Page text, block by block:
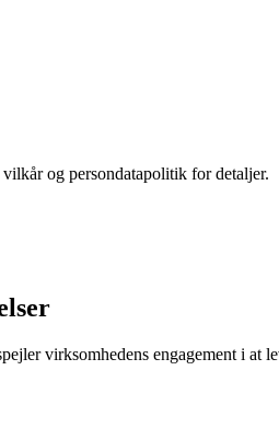
og persondatapolitik for detaljer.
virksomhedens engagement i